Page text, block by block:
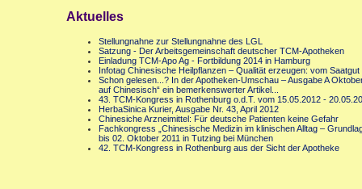
Aktuelles
Stellungnahne zur Stellungnahne des LGL
Satzung - Der Arbeitsgemeinschaft deutscher TCM-Apotheken
Einladung TCM-Apo Ag - Fortbildung 2014 in Hamburg
Infotag Chinesische Heilpflanzen – Qualität erzeugen: vom
Schon gelesen...? In der Apotheken-Umschau – Ausgabe A
auf Chinesisch“ ein bemerkenswerter Artikel...
43. TCM-Kongress in Rothenburg o.d.T. vom 15.05.2012 -
HerbaSinica Kurier, Ausgabe Nr. 43, April 2012
Chinesiche Arzneimittel: Für deutsche Patienten keine Gefahr
Fachkongress „Chinesische Medizin im klinischen Alltag –
bis 02. Oktober 2011 in Tutzing bei München
42. TCM-Kongress in Rothenburg aus der Sicht der Apotheke